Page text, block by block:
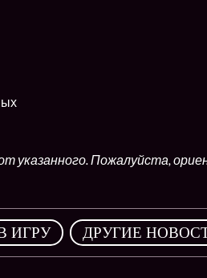
указанного. Пожалуйста,
ИГРУ , ДРУГИЕ